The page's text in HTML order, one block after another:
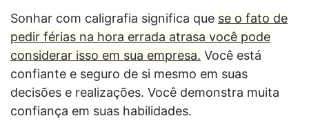
Sonhar com caligrafia significa que se o fato de
pedir férias na hora errada atrasa você pode
considerar isso em sua empresa. Você está
confiante e seguro de si mesmo em suas
decisões e realizações. Você demonstra muita
confiança em suas habilidades.